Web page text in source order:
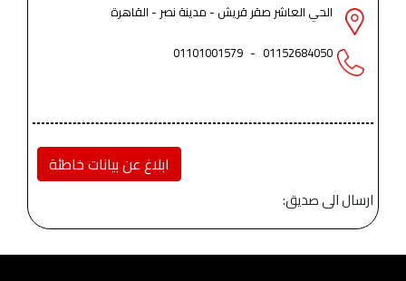
الحي العاشر صقر قريش - مدينة نصر - القاهرة
01152684050
-
01101001579
ابلاغ عن بيانات خاطئة
ارسال الى صديق: